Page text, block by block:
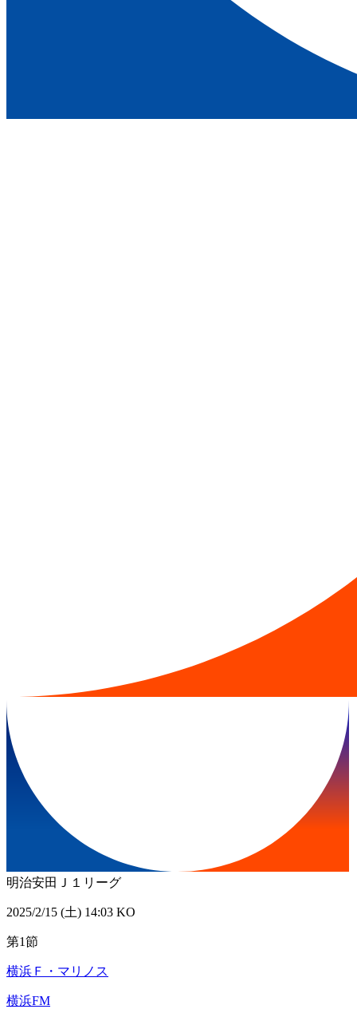
明治安田Ｊ１リーグ
2025/2/15 (土) 14:03 KO
第1節
横浜Ｆ・マリノス
横浜FM